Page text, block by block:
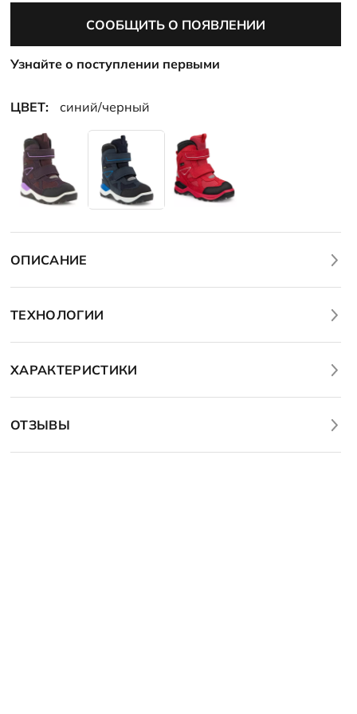
СООБЩИТЬ О ПОЯВЛЕНИИ
Узнайте о поступлении первыми
ЦВЕТ: синий/черный
ОПИСАНИЕ
ТЕХНОЛОГИИ
ХАРАКТЕРИСТИКИ
ОТЗЫВЫ